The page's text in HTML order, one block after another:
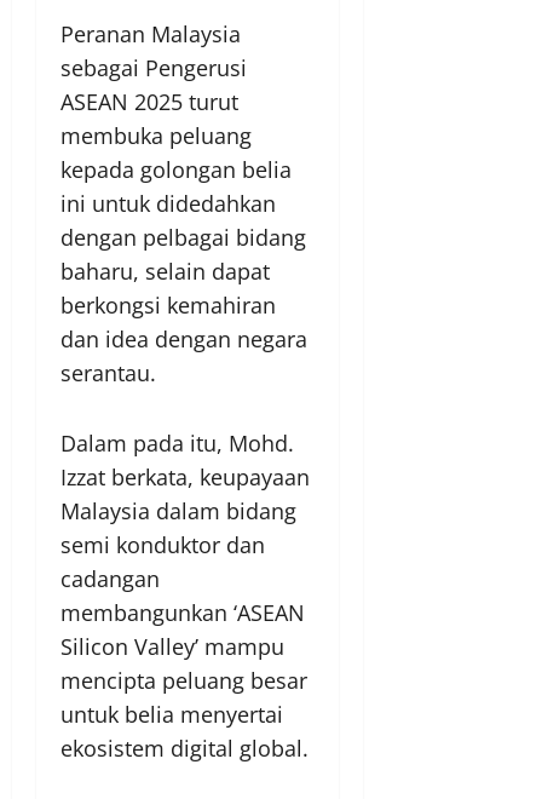
Peranan Malaysia
sebagai Pengerusi
ASEAN 2025 turut
membuka peluang
kepada golongan belia
ini untuk didedahkan
dengan pelbagai bidang
baharu, selain dapat
berkongsi kemahiran
dan idea dengan negara
serantau.
Dalam pada itu, Mohd.
Izzat berkata, keupayaan
Malaysia dalam bidang
semi konduktor dan
cadangan
membangunkan ‘ASEAN
Silicon Valley’ mampu
mencipta peluang besar
untuk belia menyertai
ekosistem digital global.